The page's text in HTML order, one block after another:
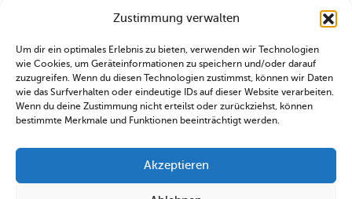
Zustimmung verwalten
Um dir ein optimales Erlebnis zu bieten, verwenden wir Technologien
wie Cookies, um Geräteinformationen zu speichern und/oder darauf
zuzugreifen. Wenn du diesen Technologien zustimmst, können wir Daten
wie das Surfverhalten oder eindeutige IDs auf dieser Website verarbeiten.
Wenn du deine Zustimmung nicht erteilst oder zurückziehst, können
bestimmte Merkmale und Funktionen beeinträchtigt werden.
Akzeptieren